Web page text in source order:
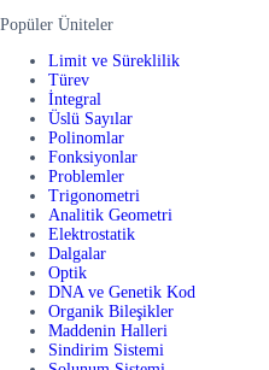
Popüler Üniteler
Limit ve Süreklilik
Türev
İntegral
Üslü Sayılar
Polinomlar
Fonksiyonlar
Problemler
Trigonometri
Analitik Geometri
Elektrostatik
Dalgalar
Optik
DNA ve Genetik Kod
Organik Bileşikler
Maddenin Halleri
Sindirim Sistemi